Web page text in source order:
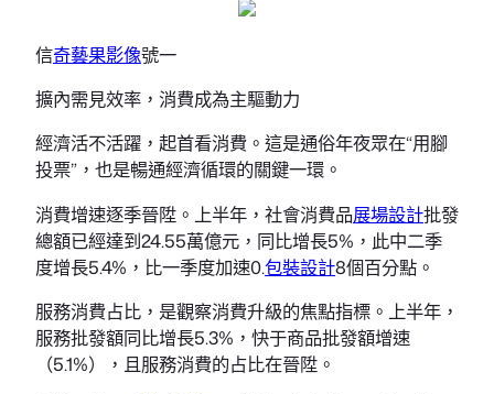
信奇藝果影像號一
擴內需見效率，消費成為主驅動力
經濟活不活躍，起首看消費。這是通俗年夜眾在“用腳
投票”，也是暢通經濟循環的關鍵一環。
消費增速逐季晉陞。上半年，社會消費品展場設計批發
總額已經達到24.55萬億元，同比增長5%，此中二季
度增長5.4%，比一季度加速0.包裝設計8個百分點。
服務消費占比，是觀察消費升級的焦點指標。上半年，
服務批發額同比增長5.3%，快于商品批發額增速
（5.1%），且服務消費的占比在晉陞。